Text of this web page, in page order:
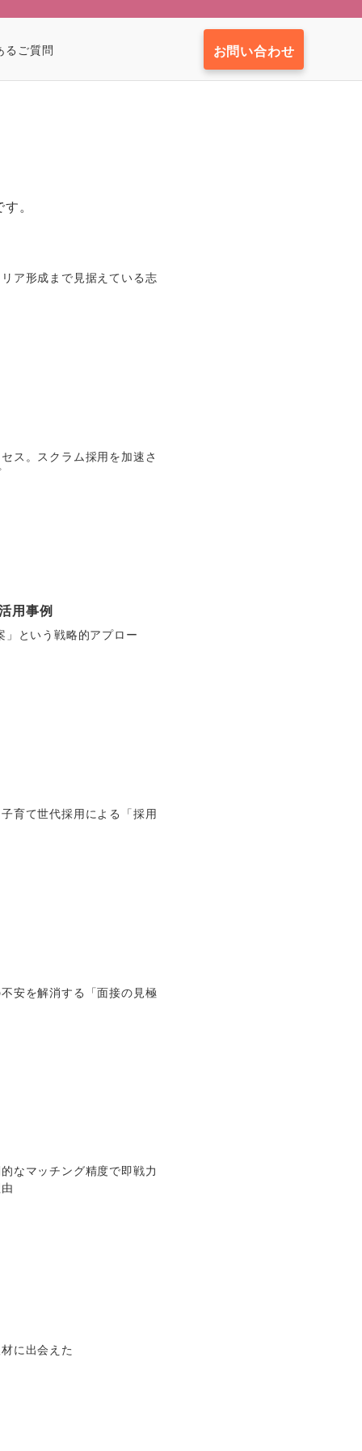
るご質問 お問い合わせ
。
ア形成まで見据えている志
ス。スクラム採用を加速さ
用事例
という戦略的アプロー
育て世代採用による「採用
安を解消する「面接の見極
なマッチング精度で即戦力
に出会えた